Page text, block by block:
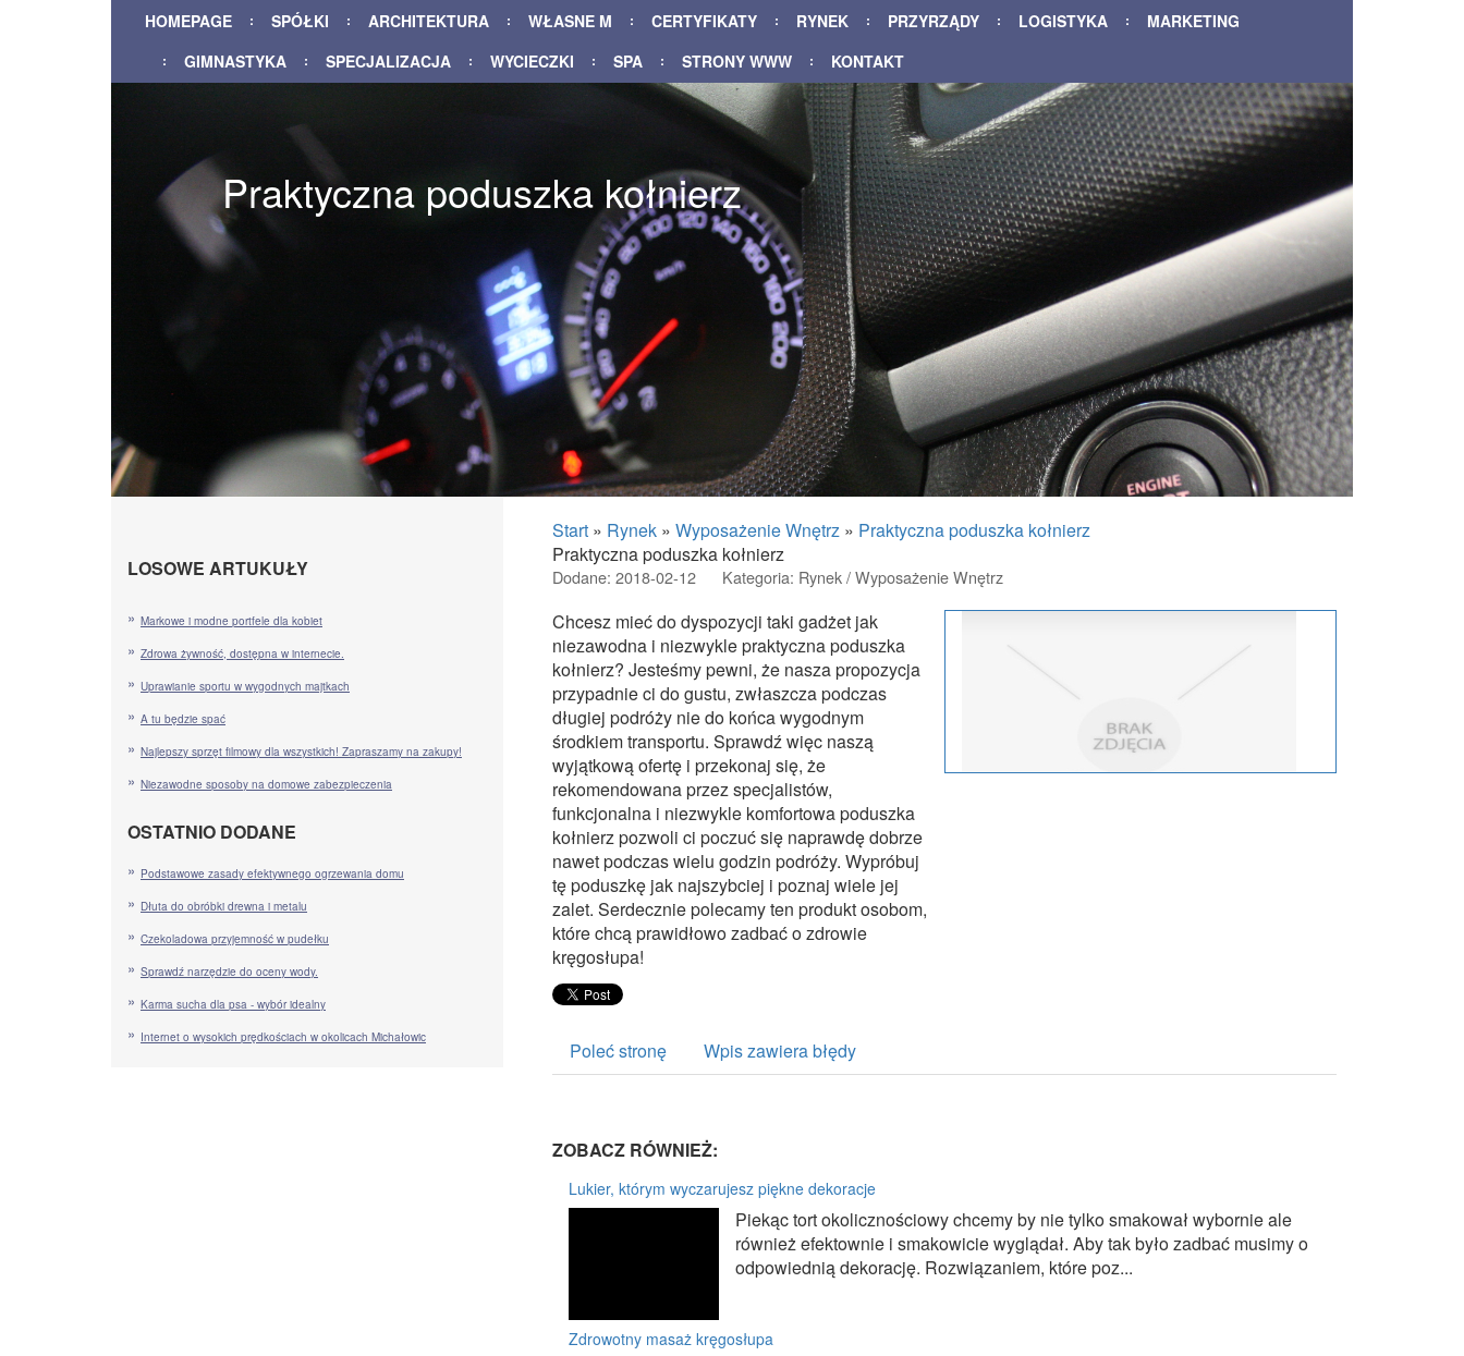
HOMEPAGE SPÓŁKI ARCHITEKTURA WŁASNE M CERTYFIKATY RYNEK PRZYRZĄDY LOGISTYKA
MARKETING
GIMNASTYKA
SPECJALIZACJA WYCIECZKI SPA STRONY WWW KONTAKT
Praktyczna poduszka kołnierz
Start » Rynek » Wyposażenie Wnętrz » Praktyczna poduszka kołnierz
Praktyczna poduszka kołnierz
Dodane: 2018-02-12 Kategoria: Rynek / Wyposażenie Wnętrz
Chcesz mieć do dyspozycji taki gadżet jak
niezawodna i niezwykle praktyczna poduszka
kołnierz? Jesteśmy pewni, że nasza propozycja
przypadnie ci do gustu, zwłaszcza podczas
długiej podróży nie do końca wygodnym
środkiem transportu. Sprawdź więc naszą
wyjątkową ofertę i przekonaj się, że
rekomendowana przez specjalistów,
funkcjonalna i niezwykle komfortowa poduszka
kołnierz pozwoli ci poczuć się naprawdę dobrze
nawet podczas wielu godzin podróży. Wypróbuj
tę poduszkę jak najszybciej i poznaj wiele jej
zalet. Serdecznie polecamy ten produkt osobom,
które chcą prawidłowo zadbać o zdrowie
kręgosłupa!
Poleć stronę Wpis zawiera błędy
ZOBACZ RÓWNIEŻ:
Lukier, którym wyczarujesz piękne dekoracje
Piekąc tort okolicznościowy chcemy by nie tylko smakował wybornie ale
również efektownie i smakowicie wyglądał. Aby tak było zadbać musimy o
odpowiednią dekorację. Rozwiązaniem, które poz...
Zdrowotny masaż kręgosłupa
LOSOWE ARTUKUŁY
Markowe i modne portfele dla kobiet
Zdrowa żywność, dostępna w internecie.
Uprawianie sportu w wygodnych majtkach
A tu będzie spać
Najlepszy sprzęt filmowy dla wszystkich! Zapraszamy na zakupy!
Niezawodne sposoby na domowe zabezpieczenia
OSTATNIO DODANE
Podstawowe zasady efektywnego ogrzewania domu
Dłuta do obróbki drewna i metalu
Czekoladowa przyjemność w pudełku
Sprawdź narzędzie do oceny wody.
Karma sucha dla psa - wybór idealny
Internet o wysokich prędkościach w okolicach Michałowic